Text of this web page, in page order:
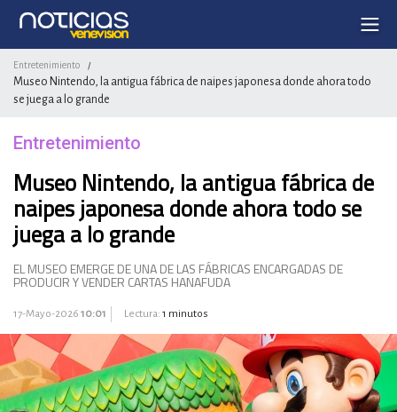
Entretenimiento /
Museo Nintendo, la antigua fábrica de naipes japonesa donde ahora todo
se juega a lo grande
Entretenimiento
Museo Nintendo, la antigua fábrica de
naipes japonesa donde ahora todo se
juega a lo grande
EL MUSEO EMERGE DE UNA DE LAS FÁBRICAS ENCARGADAS DE
PRODUCIR Y VENDER CARTAS HANAFUDA
17-Mayo-2026 10:01 Lectura: 1 minutos